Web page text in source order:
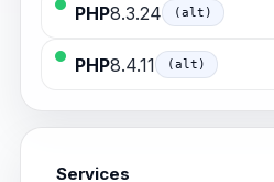
PHP8.3.24 (alt)
PHP8.4.11 (alt)
Services